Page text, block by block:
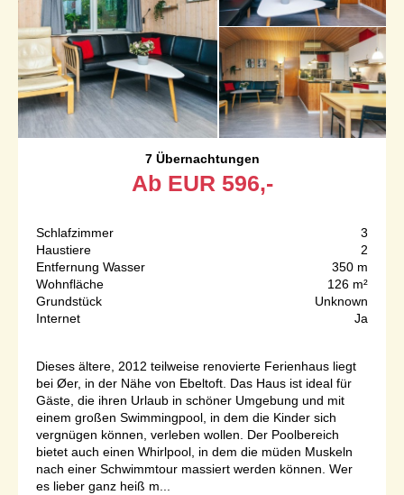
7 Übernachtungen
Ab EUR 596,-
Schlafzimmer
3
Haustiere
2
Entfernung Wasser
350 m
Wohnfläche
126 m²
Grundstück
Unknown
Internet
Ja
Dieses ältere, 2012 teilweise renovierte Ferienhaus liegt
bei Øer, in der Nähe von Ebeltoft. Das Haus ist ideal für
Gäste, die ihren Urlaub in schöner Umgebung und mit
einem großen Swimmingpool, in dem die Kinder sich
vergnügen können, verleben wollen. Der Poolbereich
bietet auch einen Whirlpool, in dem die müden Muskeln
nach einer Schwimmtour massiert werden können. Wer
es lieber ganz heiß m...